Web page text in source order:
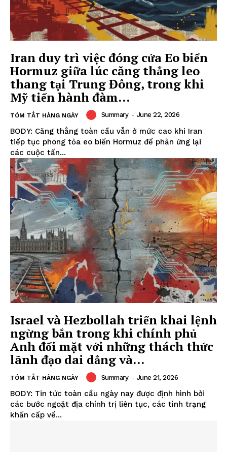
Iran duy trì việc đóng cửa Eo biển
Hormuz giữa lúc căng thẳng leo
thang tại Trung Đông, trong khi
Mỹ tiến hành đàm...
TÓM TẮT HÀNG NGÀY Summary - June 22, 2026
BODY: Căng thẳng toàn cầu vẫn ở mức cao khi Iran
tiếp tục phong tỏa eo biển Hormuz để phản ứng lại
các cuộc tấn...
Israel và Hezbollah triển khai lệnh
ngừng bắn trong khi chính phủ
Anh đối mặt với những thách thức
lãnh đạo dai dẳng và...
TÓM TẮT HÀNG NGÀY Summary - June 21, 2026
BODY: Tin tức toàn cầu ngày nay được định hình bởi
các bước ngoặt địa chính trị liên tục, các tình trạng
khẩn cấp về...